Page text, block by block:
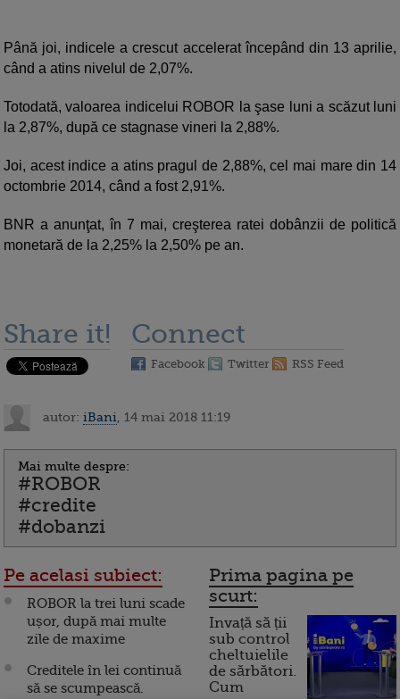
Până joi, indicele a crescut accelerat începând din 13 aprilie,
când a atins nivelul de 2,07%.
Totodată, valoarea indicelui ROBOR la şase luni a scăzut luni
la 2,87%, după ce stagnase vineri la 2,88%.
Joi, acest indice a atins pragul de 2,88%, cel mai mare din 14
octombrie 2014, când a fost 2,91%.
BNR a anunţat, în 7 mai, creşterea ratei dobânzii de politică
monetară de la 2,25% la 2,50% pe an.
Share it! Connect
Facebook Twitter RSS Feed
autor: iBani , 14 mai 2018 11:19
Mai multe despre:
#ROBOR
#credite
#dobanzi
Pe acelasi subiect:
ROBOR la trei luni scade
ușor, după mai multe
zile de maxime
Creditele în lei continuă
să se scumpească.
Prima pagina pe
scurt:
Invață să ții
sub control
cheltuielile
de sărbători.
Cum